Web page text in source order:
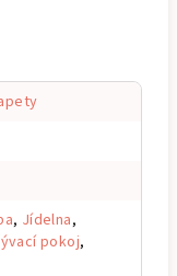
, Jídelna,
pokoj,